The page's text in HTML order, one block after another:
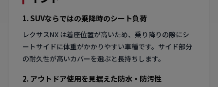
1. SUVならではの乗降時のシート負荷
レクサスNX は着座位置が高いため、乗り降りの際にシ
ートサイドに体重がかかりやすい車種です。サイド部分
の耐久性が高いカバーを選ぶと長持ちします。
2. アウトドア使用を見据えた防水・防汚性